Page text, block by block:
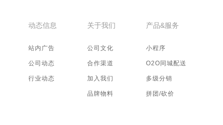
动态信息
站内广告
公司动态
行业动态
关于我们
公司文化
合作渠道
加入我们
品牌物料
产品&服务
小程序
O2O同城配送
多级分销
拼团/砍价